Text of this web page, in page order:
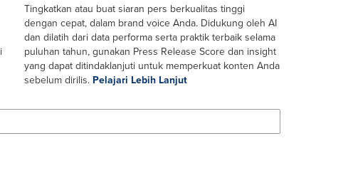
Tingkatkan atau buat siaran pers berkualitas tinggi
dengan cepat, dalam brand voice Anda. Didukung oleh AI
dan dilatih dari data performa serta praktik terbaik selama
puluhan tahun, gunakan Press Release Score dan insight
yang dapat ditindaklanjuti untuk memperkuat konten Anda
sebelum dirilis. Pelajari Lebih Lanjut